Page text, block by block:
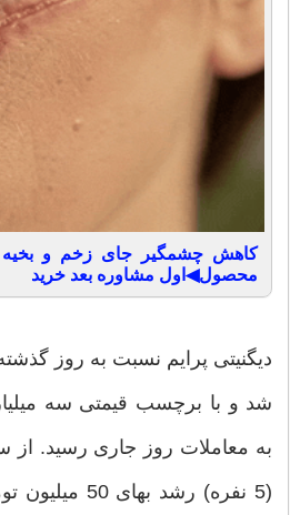
محصول◀اول مشاوره بعد خرید
به معاملات روز جاری رسید. از
(5 نفره) رشد